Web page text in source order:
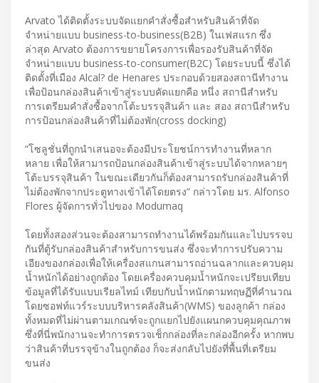
Arvato ได้ติดตั้งระบบจัดแยกคำสั่งซื้อสำหรับสินค้าที่จัด
จำหน่ายแบบ business-to-business(B2B) ในเฟสแรก ซึ่ง
ล่าสุด Arvato ต้องการขยายโครงการเพื่อรองรับสินค้าที่จัด
จำหน่ายแบบ business-to-consumer(B2C) โดยระบบนี้ ซึ่งได้
ติดตั้งที่เมือง Alcal? de Henares ประกอบด้วยสองสถานีทำงาน
เพื่อป้อนกล่องสินค้าเข้าสู่ระบบคัดแยกคือ หนึ่ง สถานีสำหรับ
การเตรียมคำสั่งซื้อจากโต้ะบรรจุสินค้า และ สอง สถานีสำหรับ
การป้อนกล่องสินค้าที่ไม่ต้องพัก(cross docking)
“โซลูชั่นที่ถูกนำเสนอจะต้องมีประโยชน์การทำงานที่หลาก
หลาย เพื่อให้สามารถป้อนกล่องสินค้าเข้าสู่ระบบได้จากหลายๆ
โต้ะบรรจุสินค้า ในขณะเดียวกันก็ต้องสามารถรับกล่องสินค้าที่
ไม่ต้องพักจากประตูทางเข้าได้โดยตรง” กล่าวโดย มร. Alfonso
Flores ผู้จัดการทั่วไปของ Modumaq
โดยทั้งสองส่วนจะต้องสามารถทำงานได้พร้อมกันและไปบรรจบ
กันที่ตู้รับกล่องสินค้าสำหรับการขนส่ง ซึ่งจะทำการปรับความ
เอียงของกล่องเพื่อให้เครื่องสแกนสามารถอ่านฉลากและควบคุม
น้ำหนักได้อย่างถูกต้อง โดยเครื่องควบคุมน้ำหนักจะเปรียบเทียบ
ข้อมูลที่ได้รับแบบเรียลไทม์ เทียบกับน้ำหนักตามทฤษฏีที่คำนวณ
โดยซอฟท์แวร์ระบบบริหารคลังสินค้า(WMS) ของลูกค้า กล่อง
ทั้งหมดที่ไม่ผ่านตามเกณฑ์จะถูกแยกไปยังแผนกควบคุมคุณภาพ
ซึ่งที่นี่พนักงานจะทำการตรวจเช็กกล่องที่ละกล่องอีกครั้ง หากพบ
ว่าสินค้าที่บรรจุข้างในถูกต้อง ก็จะส่งกลับไปยังที่พื้นที่เตรียม
ขนส่ง